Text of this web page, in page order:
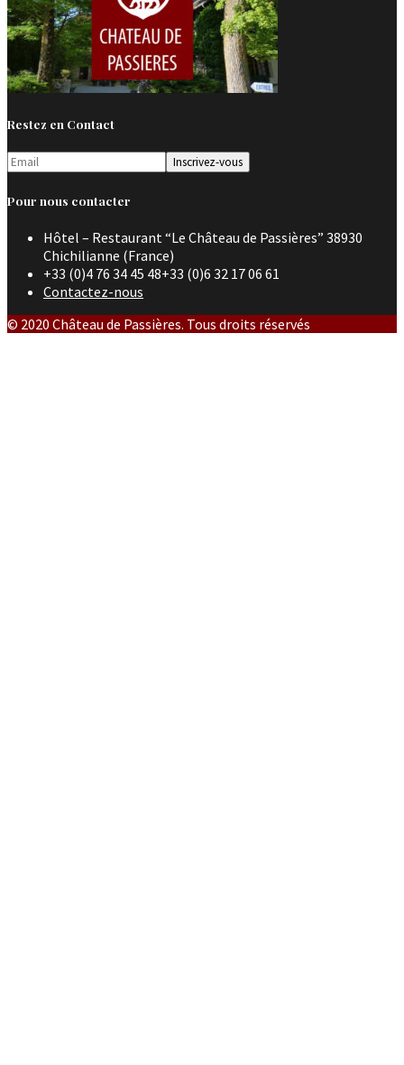
Restez en Contact
Pour nous contacter
Hôtel – Restaurant “Le Château de Passières” 38930
Chichilianne (France)
+33 (0)4 76 34 45 48+33 (0)6 32 17 06 61
Contactez-nous
© 2020 Château de Passières. Tous droits réservés